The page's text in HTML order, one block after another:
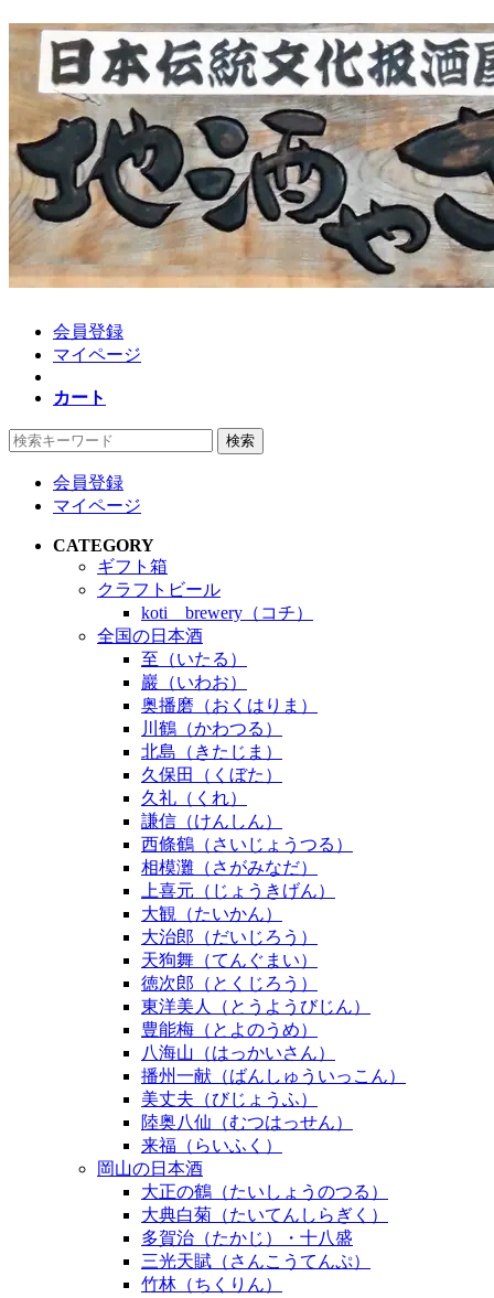
会員登録
マイページ
カート
検索
会員登録
マイページ
CATEGORY
ギフト箱
クラフトビール
koti brewery（コチ）
全国の日本酒
至（いたる）
巖（いわお）
奥播磨（おくはりま）
川鶴（かわつる）
北島（きたじま）
久保田（くぼた）
久礼（くれ）
謙信（けんしん）
西條鶴（さいじょうつる）
相模灘（さがみなだ）
上喜元（じょうきげん）
大観（たいかん）
大治郎（だいじろう）
天狗舞（てんぐまい）
徳次郎（とくじろう）
東洋美人（とうようびじん）
豊能梅（とよのうめ）
八海山（はっかいさん）
播州一献（ばんしゅういっこん）
美丈夫（びじょうふ）
陸奥八仙（むつはっせん）
来福（らいふく）
岡山の日本酒
大正の鶴（たいしょうのつる）
大典白菊（たいてんしらぎく）
多賀治（たかじ）・十八盛
三光天賦（さんこうてんぷ）
竹林（ちくりん）